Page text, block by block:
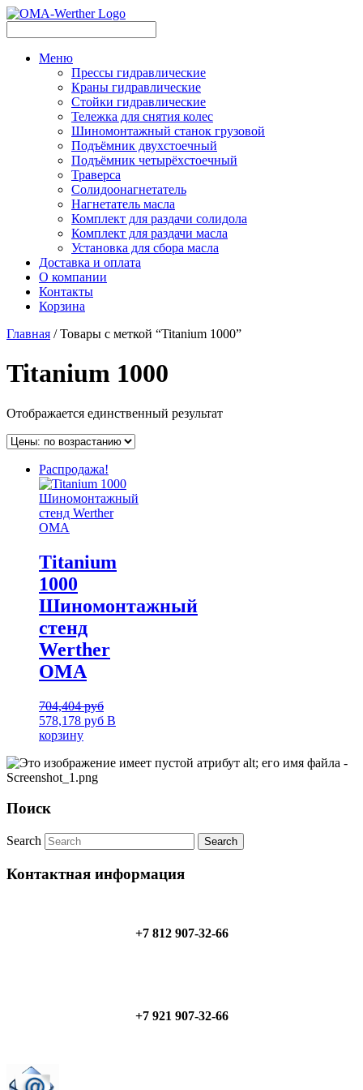
Меню
Прессы гидравлические
Краны гидравлические
Стойки гидравлические
Тележка для снятия колес
Шиномонтажный станок грузовой
Подъёмник двухстоечный
Подъёмник четырёхстоечный
Траверса
Солидоонагнетатель
Нагнетатель масла
Комплект для раздачи солидола
Комплект для раздачи масла
Установка для сбора масла
Доставка и оплата
О компании
Контакты
Корзина
Главная / Товары с меткой “Titanium 1000”
Titanium 1000
Отображается единственный результат
Распродажа!
Titanium
1000
Шиномонтажный
стенд
Werther
OMA
704,404руб
578,178 руб В
корзину
Поиск
Search
Контактная информация
+7 812 907-32-66
+7 921 907-32-66